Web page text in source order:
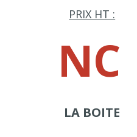
PRIX HT :
NC
LA BOITE